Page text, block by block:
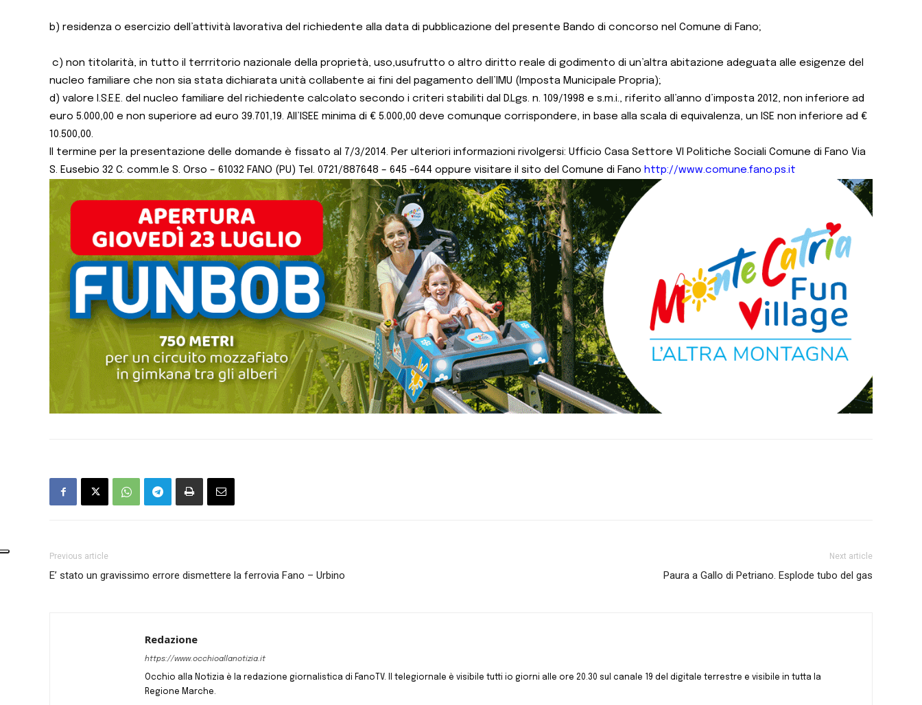
b) residenza o esercizio dell’attività lavorativa del richiedente alla data di pubblicazione del presente Bando di concorso nel Comune di Fano;
c) non titolarità, in tutto il terrritorio nazionale della proprietà, uso,usufrutto o altro diritto reale di godimento di un’altra abitazione adeguata alle esigenze del
nucleo familiare che non sia stata dichiarata unità collabente ai fini del pagamento dell’IMU (Imposta Municipale Propria);
d) valore I.S.E.E. del nucleo familiare del richiedente calcolato secondo i criteri stabiliti dal D.Lgs. n. 109/1998 e s.m.i., riferito all’anno d’imposta 2012, non inferiore ad
euro 5.000,00 e non superiore ad euro 39.701,19. All’ISEE minima di € 5.000,00 deve comunque corrispondere, in base alla scala di equivalenza, un ISE non inferiore ad €
10.500,00.
Il termine per la presentazione delle domande è fissato al 7/3/2014. Per ulteriori informazioni rivolgersi: Ufficio Casa Settore VI Politiche Sociali Comune di Fano Via
S. Eusebio 32 C. comm.le S. Orso – 61032 FANO (PU) Tel. 0721/887648 – 645 -644 oppure visitare il sito del Comune di Fano http://www.comune.fano.ps.it
Previous article
E’ stato un gravissimo errore dismettere la ferrovia Fano – Urbino
Next article
Paura a Gallo di Petriano. Esplode tubo del gas
Redazione
https://www.occhioallanotizia.it
Occhio alla Notizia è la redazione giornalistica di FanoTV. Il telegiornale è visibile tutti io giorni alle ore 20.30 sul canale 19 del digitale terrestre e visibile in tutta la
Regione Marche.